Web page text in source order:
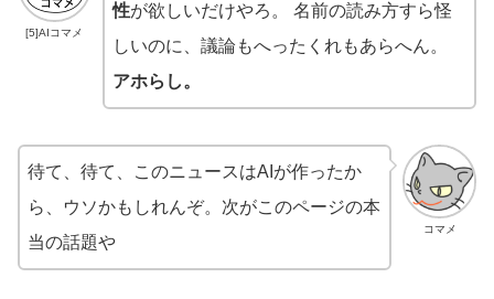
[5]AIコマメ
性が欲しいだけやろ。 名前の読み方すら怪
しいのに、議論もへったくれもあらへん。
アホらし。
コマメ
待て、待て、このニュースはAIが作ったか
ら、ウソかもしれんぞ。次がこのページの本
当の話題や